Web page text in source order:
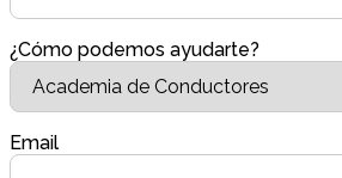
¿Cómo podemos ayudarte?
Email